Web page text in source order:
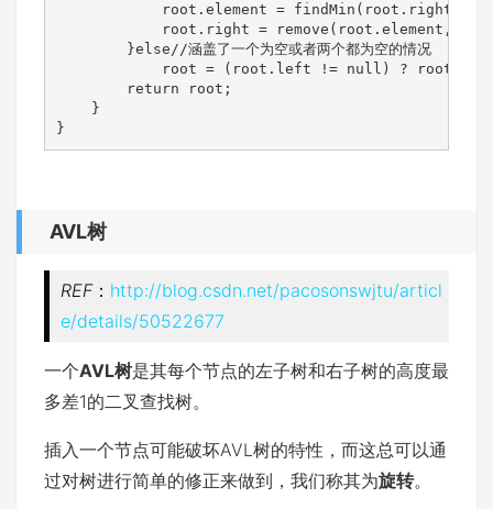
root.element =
root.right = remove(root.element,
        }else//涵盖了一个为空或者两个都为空的情况
root = (root.left != null) ?
        return root;
    }
}
AVL树
REF： http://blog.csdn.net/pacosonswjtu/articl
e/details/50522677
一个AVL树是其每个节点的左子树和右子树的高度最
多差1的二叉查找树。
插入一个节点可能破坏AVL树的特性，而这总可以通
过对树进行简单的修正来做到，我们称其为旋转。